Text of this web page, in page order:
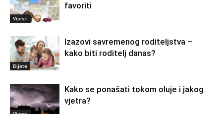
Vijesti
favoriti
Dijete
Izazovi savremenog roditeljstva –
kako biti roditelj danas?
Kako se ponašati tokom oluje i jakog
vjetra?